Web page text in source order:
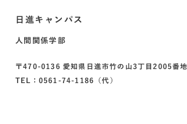
日進キャンパス
人間関係学部
〒470-0136 愛知県日進市竹の山3丁目2005番地
TEL：0561-74-1186（代）